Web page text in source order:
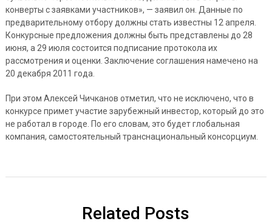
конверты с заявками участников», — заявил он. Данные по
предварительному отбору должны стать известны 12 апреля.
Конкурсные предложения должны быть представлены до 28
июня, а 29 июля состоится подписание протокола их
рассмотрения и оценки. Заключение соглашения намечено на
20 декабря 2011 года.
При этом Алексей Чичканов отметил, что не исключено, что в
конкурсе примет участие зарубежный инвестор, который до это
не работал в городе. По его словам, это будет глобальная
компания, самостоятельный транснациональный консорциум.
Related Posts